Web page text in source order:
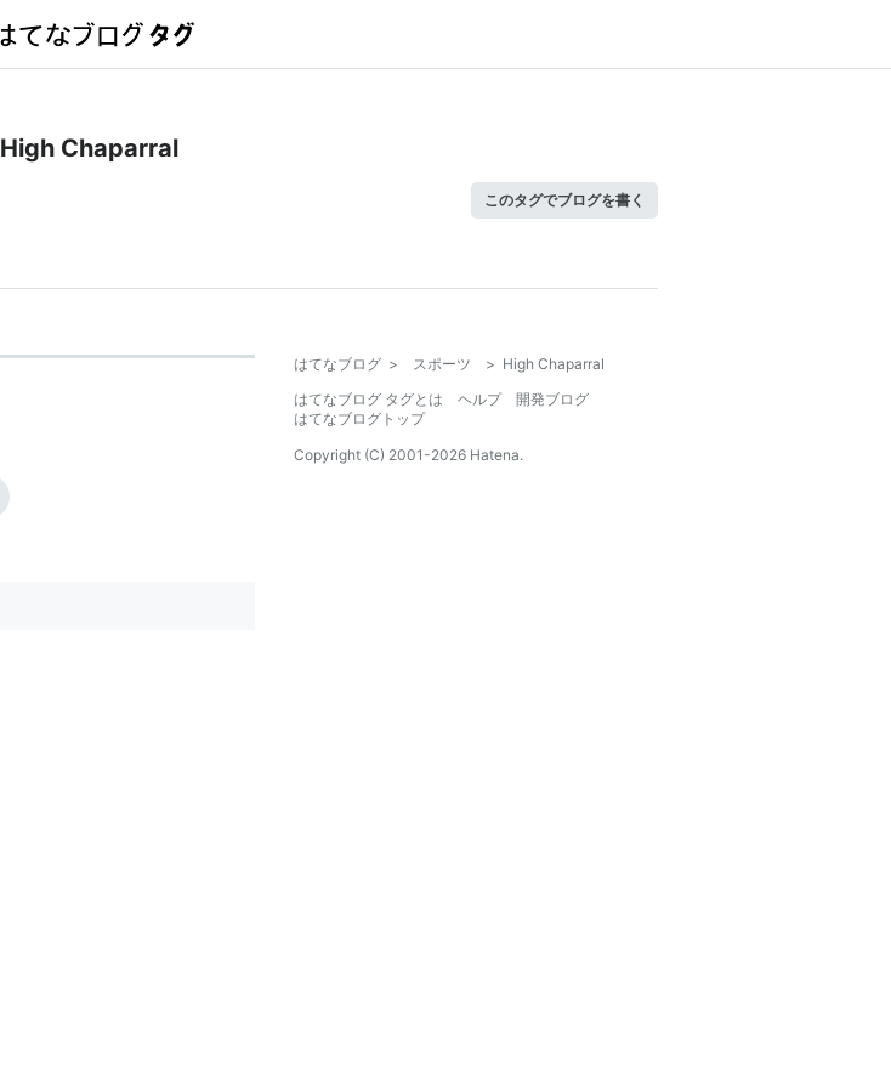
High Chaparral
このタグでブログを書く
はてなブログ > スポーツ > High Chaparral
はてなブログ タグとは
ヘルプ
開発ブログ
はてなブログトップ
Copyright (C) 2001-2026 Hatena.